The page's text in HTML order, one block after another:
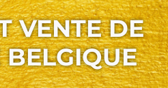
VENTE DE